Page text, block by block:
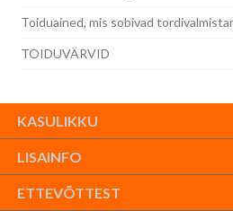
Toiduained, mis sobivad
TOIDUVÄRVID
KASULIKKU
LISAINFO
ETTEVÕTTEST